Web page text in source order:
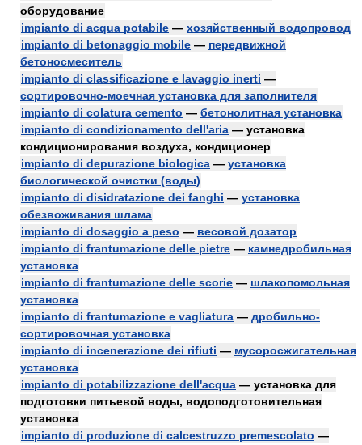
оборудование
impianto di acqua potabile — хозяйственный водопровод
impianto di betonaggio mobile — передвижной
бетоносмеситель
impianto di classificazione e lavaggio inerti —
сортировочно-моечная установка для заполнителя
impianto di colatura cemento — бетонолитная установка
impianto di condizionamento dell'aria — установка
кондиционирования воздуха, кондиционер
impianto di depurazione biologica — установка
биологической очистки (воды)
impianto di disidratazione dei fanghi — установка
обезвоживания шлама
impianto di dosaggio a peso — весовой дозатор
impianto di frantumazione delle pietre — камнедробильная
установка
impianto di frantumazione delle scorie — шлакопомольная
установка
impianto di frantumazione e vagliatura — дробильно-
сортировочная установка
impianto di incenerazione dei rifiuti — мусоросжигательная
установка
impianto di potabilizzazione dell'acqua — установка для
подготовки питьевой воды, водоподготовительная
установка
impianto di produzione di calcestruzzo premescolato —